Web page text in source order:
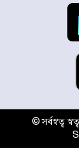
© সর্বস্বত্ব